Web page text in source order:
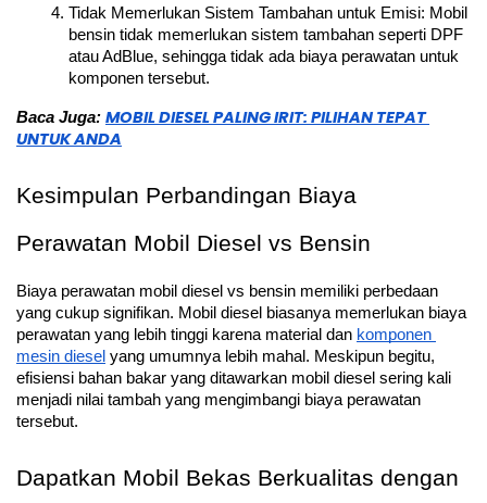
Tidak Memerlukan Sistem Tambahan untuk Emisi: Mobil
bensin tidak memerlukan sistem tambahan seperti DPF
atau AdBlue, sehingga tidak ada biaya perawatan untuk
komponen tersebut.
Baca Juga: MOBIL DIESEL PALING IRIT: PILIHAN TEPAT
UNTUK ANDA
Kesimpulan Perbandingan Biaya
Perawatan Mobil Diesel vs Bensin
Biaya perawatan mobil diesel vs bensin memiliki perbedaan
yang cukup signifikan. Mobil diesel biasanya memerlukan biaya
perawatan yang lebih tinggi karena material dan komponen
mesin diesel yang umumnya lebih mahal. Meskipun begitu,
efisiensi bahan bakar yang ditawarkan mobil diesel sering kali
menjadi nilai tambah yang mengimbangi biaya perawatan
tersebut.
Dapatkan Mobil Bekas Berkualitas dengan